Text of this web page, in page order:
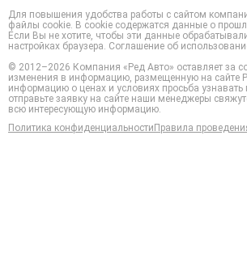
Для повышения удобства работы с сайтом
файлы cookie. В cookie содержатся данные о
Если Вы не хотите, чтобы эти данные
настройках браузера. Соглашение об
©️ 2012–2026 Компания «Ред Авто» оставляет за
изменения в информацию, размещенную на сайте
информацию о ценах и условиях просьба узнавать
отправьте заявку на сайте наши менеджеры
всю интересующую информацию.
Политика конфиденциальностиПравила